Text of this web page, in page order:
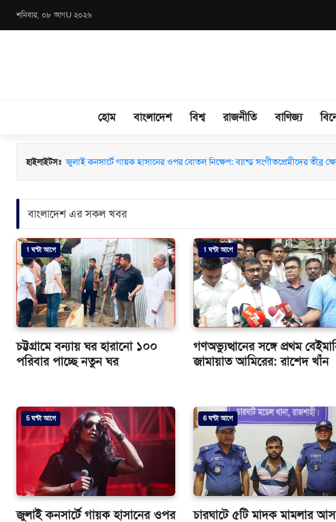
শনিবার, ০৮ আগU ২০২৬
হোম বাংলাদেশ বিশ্ব রাজনীতি বাণিজ্য
হাইলাইটসঃ চারঘাটে ৫টি মাদক মামলার আসামি শাহাবুদ্দিন গ্রেফতার
বাংলাদেশ এর সকল খবর
1 ঘন্টা আগে
চট্টগ্রামে বন্যায় ঘর হারানো ১০০
পরিবার পাচ্ছে নতুন ঘর
1 ঘন্টা আগে
গণঅভ্যুত্থানের সঙ্গে প্রথম
জামায়াত আমিরের: রাশেদ খাঁন
5 ঘন্টা আগে
জুলাই কনসার্টে গায়ক হাসানের ওপর
6 ঘন্টা আগে
চারঘাটে ৫টি মাদক মামলার